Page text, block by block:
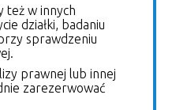
też w innych
działki, badaniu
sprawdzeniu
prawnej lub innej
zarezerwować